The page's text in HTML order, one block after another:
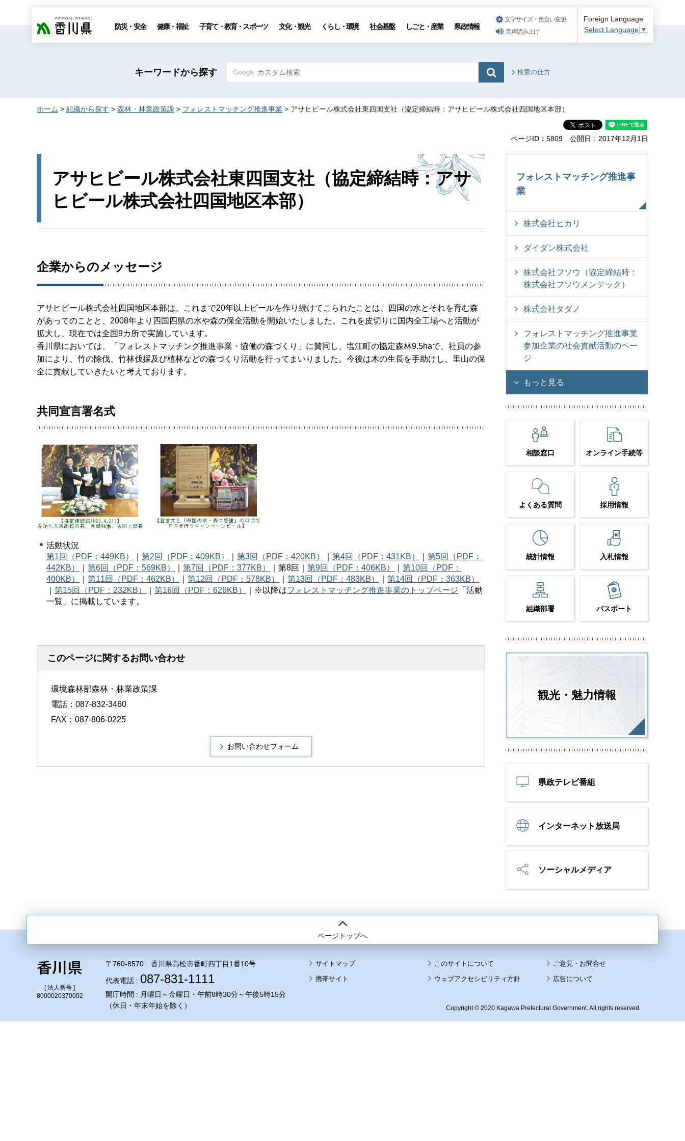
香川県 防災・安全 健康・福祉 子育て・教育・スポーツ 文化・観光 くらし・環境 社会基盤 しごと・産業 県政情報
文字サイズ・色合い変更
音声読み上げ
Foreign Language
Select Language ▼
キーワードから探す 検索の仕方
ホーム > 組織から探す > 森林・林業政策課 > フォレストマッチング推進事業 > アサヒビール株式会社東四国支社（協定締結時：アサヒビール株式会社四国地区本部）
ページID：5809 公開日：2017年12月1日
アサヒビール株式会社東四国支社（協定締結時：アサ
ヒビール株式会社四国地区本部）
企業からのメッセージ
アサヒビール株式会社四国地区本部は、これまで20年以上ビールを作り続けてこられたことは、四国の水とそれを育む森
があってのことと、2008年より四国四県の水や森の保全活動を開始いたしました。これを皮切りに国内全工場へと活動が
拡大し、現在では全国9カ所で実施しています。
香川県においては、「フォレストマッチング推進事業・協働の森づくり」に賛同し、塩江町の協定森林9.5haで、社員の参
加により、竹の除伐、竹林伐採及び植林などの森づくり活動を行ってまいりました。今後は木の生長を手助けし、里山の保
全に貢献していきたいと考えております。
共同宣言署名式
活動状況
第1回（PDF：449KB）
｜第2回（PDF：409KB） ｜第3回（PDF：420KB） ｜第4回（PDF：431KB） ｜第5回（PDF：
442KB）
｜第6回（PDF：569KB） ｜第7回（PDF：377KB） ｜第8回｜第9回（PDF：406KB） ｜第10回（PDF：
400KB）
｜第11回（PDF：462KB） ｜第12回（PDF：578KB） ｜第13回（PDF：483KB） ｜第14回（PDF：363KB）
｜第15回（PDF：232KB） ｜第16回（PDF：626KB） ｜※以降はフォレストマッチング推進事業のトップページ 「活動
一覧」に掲載しています。
このページに関するお問い合わせ
環境森林部森林・林業政策課
電話：087-832-3460
FAX：087-806-0225
フォレストマッチング推進事
業
株式会社ヒカリ
ダイダン株式会社
株式会社フソウ（協定締結時：
株式会社フソウメンテック）
株式会社タダノ
フォレストマッチング推進事業
参加企業の社会貢献活動のペー
ジ
もっと見る
相談窓口 オンライン手続等
よくある質問 採用情報
統計情報 入札情報
組織部署 パスポート
観光・魅力情報
県政テレビ番組
インターネット放送局
ソーシャルメディア
ページトップへ
[ 法人番号 ]
8000020370002
〒760-8570 香川県高松市番町四丁目1番10号
代表電話 : 087-831-1111
開庁時間 : 月曜日～金曜日・午前8時30分～午後5時15分
（休日・年末年始を除く）
サイトマップ
このサイトについて
携帯サイト
ウェブアクセシビリティ方針 広告について
Copyright © 2020 Kagawa Prefectural Government. All rights reserved.